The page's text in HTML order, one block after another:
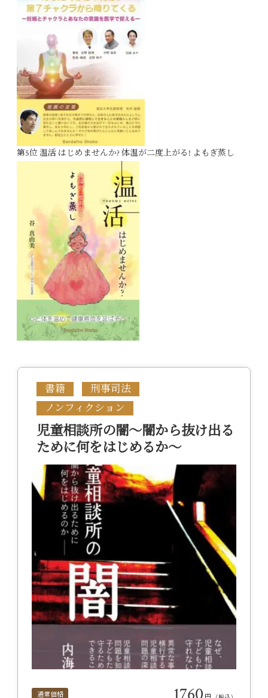
第5位 温活 はじめませんか? 体温が二度上がる! よもぎ蒸し
書籍
刑事司法
ノンフィクション
児童相談所の闇～闇から抜け出る
ために何をはじめるか～
通常価格